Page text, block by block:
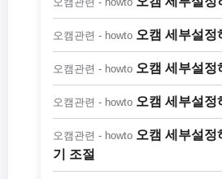
오캠관련 - howto 오캠 세부설정
오캠관련 - howto 오캠 세부설정
오캠관련 - howto 오캠 세부설정
오캠관련 - howto 오캠 세부설정
기 조절